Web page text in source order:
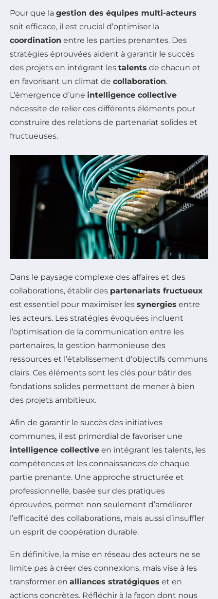
Pour que la gestion des équipes multi-acteurs
soit efficace, il est crucial d’optimiser la
coordination entre les parties prenantes. Des
stratégies éprouvées aident à garantir le succès
des projets en intégrant les talents de chacun et
en favorisant un climat de collaboration.
L’émergence d’une intelligence collective
nécessite de relier ces différents éléments pour
construire des relations de partenariat solides et
fructueuses.
Dans le paysage complexe des affaires et des
collaborations, établir des partenariats fructueux
est essentiel pour maximiser les synergies entre
les acteurs. Les stratégies évoquées incluent
l’optimisation de la communication entre les
partenaires, la gestion harmonieuse des
ressources et l’établissement d’objectifs communs
clairs. Ces éléments sont les clés pour bâtir des
fondations solides permettant de mener à bien
des projets ambitieux.
Afin de garantir le succès des initiatives
communes, il est primordial de favoriser une
intelligence collective en intégrant les talents, les
compétences et les connaissances de chaque
partie prenante. Une approche structurée et
professionnelle, basée sur des pratiques
éprouvées, permet non seulement d’améliorer
l’efficacité des collaborations, mais aussi d’insuffler
un esprit de coopération durable.
En définitive, la mise en réseau des acteurs ne se
limite pas à créer des connexions, mais vise à les
transformer en alliances stratégiques et en
actions concrètes. Réfléchir à la façon dont nous